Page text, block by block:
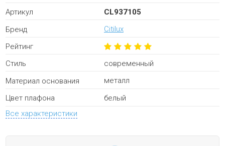
Артикул
CL937105
Бренд
Citilux
Рейтинг
Стиль
современный
Материал основания
металл
Цвет плафона
белый
Все характеристики